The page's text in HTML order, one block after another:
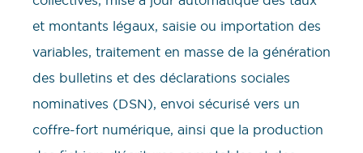
et montants légaux, saisie ou importation des
variables, traitement en masse de la génération
des bulletins et des déclarations sociales
nominatives (DSN), envoi sécurisé vers un
coffre-fort numérique, ainsi que la production